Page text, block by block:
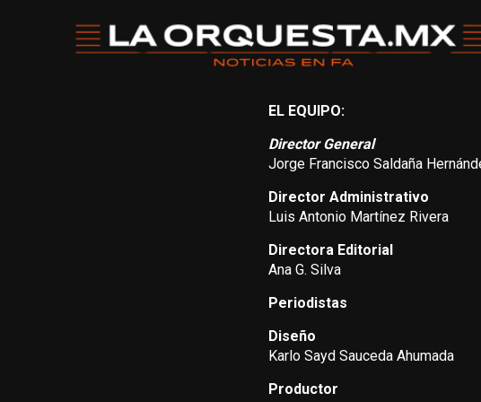
EL EQUIPO:
Director General
Jorge Francisco Saldaña
Director Administrativo
Luis Antonio Martínez Rivera
Directora Editorial
Ana G. Silva
Periodistas
Diseño
Karlo Sayd Sauceda Ahumada
Productor